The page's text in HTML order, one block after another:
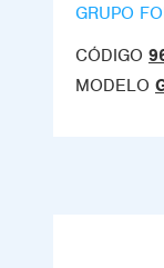
GRUPO
CÓDIGO
MODELO